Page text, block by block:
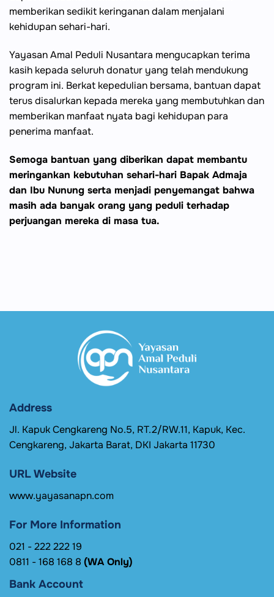
memberikan sedikit keringanan dalam menjalani
kehidupan sehari-hari.
Yayasan Amal Peduli Nusantara mengucapkan terima
kasih kepada seluruh donatur yang telah mendukung
program ini. Berkat kepedulian bersama, bantuan dapat
terus disalurkan kepada mereka yang membutuhkan dan
memberikan manfaat nyata bagi kehidupan para
penerima manfaat.
Semoga bantuan yang diberikan dapat membantu
meringankan kebutuhan sehari-hari Bapak Admaja
dan Ibu Nunung serta menjadi penyemangat bahwa
masih ada banyak orang yang peduli terhadap
perjuangan mereka di masa tua.
Address
Jl. Kapuk Cengkareng No.5, RT.2/RW.11, Kapuk, Kec.
Cengkareng, Jakarta Barat, DKI Jakarta 11730
URL Website
www.yayasanapn.com
For More Information
021 - 222 222 19
0811 - 168 168 8 (WA Only)
Bank Account